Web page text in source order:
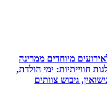
מיוחדים ממרינה
ימי הולדת,
גיבוש צוותים